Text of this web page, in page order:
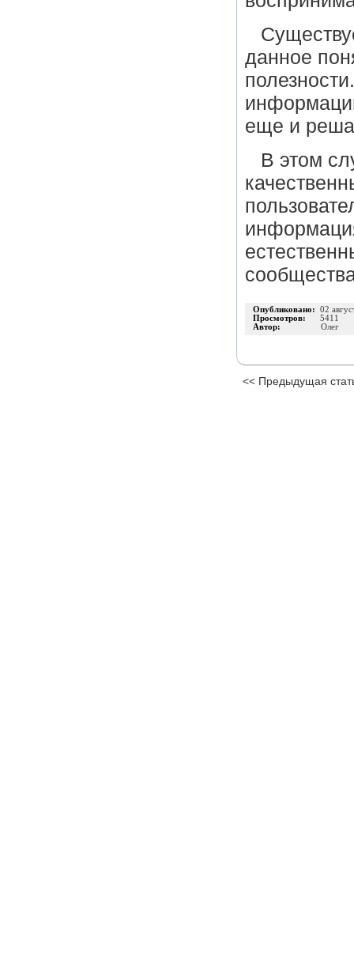
данное
еще и
В этом
Опубликовано: 02
Просмотров: 5411
Автор:
Олег
<< Предыдущая